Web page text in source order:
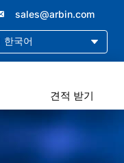
sales@arbin.com
한국어
견적 받기